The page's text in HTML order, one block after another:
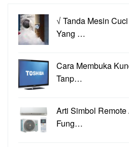
√ Tanda Mesin
Yang …
Cara Membuka
Tanp…
Arti Simbol
Fung…